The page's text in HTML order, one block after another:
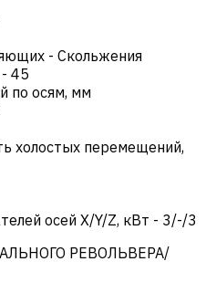
- Скольжения
- 45
по осям, мм
холостых перемещений,
осей X/Y/Z, кВт - 3/-/3
РЕВОЛЬВЕРА/